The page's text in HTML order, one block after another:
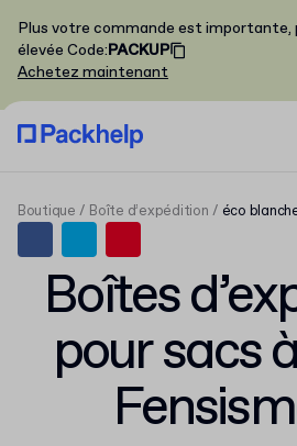
Plus votre commande est importante,
élevée Code:PACKUP
Achetez maintenant
Boîtes
pour sacs
Boutique Boîte d’expédition éco